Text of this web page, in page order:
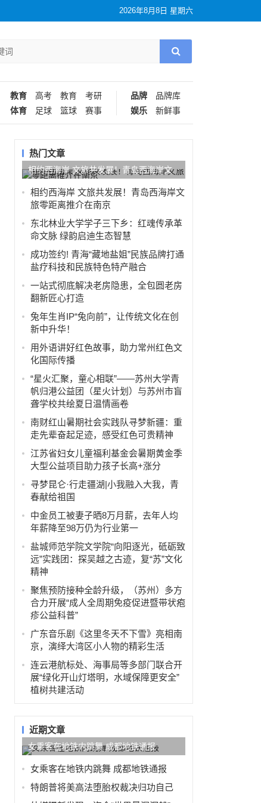
2026年8月8日 星期六
教育 高考 教育
考研
体育
足球 篮球 赛事
品牌
品牌库
娱乐
新鲜事
热门文章
相约西海岸 文旅共发展！青岛西海岸文
旅零距离推介在南京
相约西海岸 文旅共发展！青岛西海岸文
旅零距离推介在南京
东北林业大学学子三下乡：红魂传承革
命文脉 绿韵启迪生态智慧
成功签约! 青海“藏地盐姐”民族品牌打通
盐疗科技和民族特色特产融合
一站式彻底解决老房隐患，全包圆老房
翻新匠心打造
兔年生肖IP“兔向前”，让传统文化在创
新中升华！
用外语讲好红色故事，助力常州红色文
化国际传播
“星火汇聚，童心相联”——苏州大学青
帆归港公益团（星火计划）与苏州市盲
聋学校共绘夏日温情画卷
南财红山暑期社会实践队寻梦新疆：重
走先辈奋起足迹，感受红色可贵精神
江苏省妇女儿童福利基金会暑期黄金季
大型公益项目助力孩子长高+涨分
寻梦昆仑·行走疆湖|小我融入大我，青
春献给祖国
中金员工被妻子晒8万月薪，去年人均
年薪降至98万仍为行业第一
盐城师范学院文学院“向阳逐光，砥砺致
远”实践团：探吴越之古迹，复“苏”文化
精神
聚焦预防接种全龄升级，（苏州）多方
合力开展“成人全周期免疫促进暨带状疱
疹公益科普”
广东音乐剧《这里冬天不下雪》亮相南
京，演绎大湾区小人物的精彩生活
连云港航标处、海事局等多部门联合开
展“绿化开山灯塔明，水域保障更安全”
植树共建活动
近期文章
女乘客在地铁内跳舞 成都地铁通报
女乘客在地铁内跳舞 成都地铁通报
特朗普将美高法堕胎权裁决归功自己